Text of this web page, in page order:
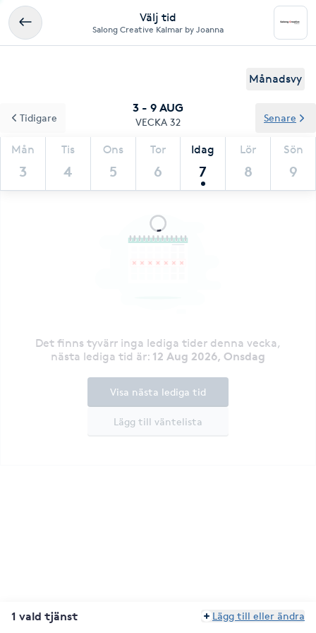
Välj tid
Salong Creative Kalmar by Joanna
Månadsvy
3 - 9 AUG
VECKA 32
Mån
3
Tis
4
Ons
5
Tor
6
Idag
7
Lör
8
Sön
9
Tidigare Senare
Det finns tyvärr inga lediga tider denna vecka,
nästa lediga tid är: 12 Aug 2026, Onsdag
Lägg till väntelista
Visa nästa lediga tid
1 vald tjänst Lägg till eller ändra